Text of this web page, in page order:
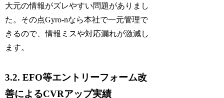
大元の情報がズレやすい問題がありまし
た。その点Gyro-nなら本社で一元管理で
きるので、情報ミスや対応漏れが激減し
ます。
3.2. EFO等エントリーフォーム改
善によるCVRアップ実績